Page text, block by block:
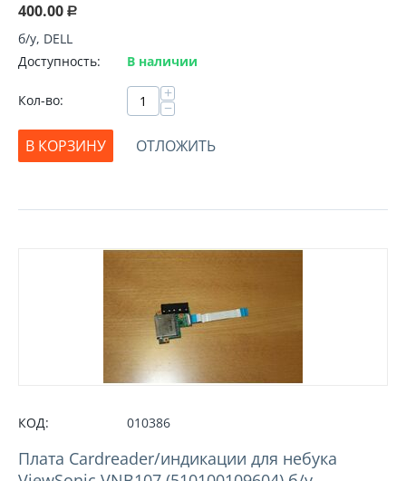
400.00 Р
б/у, DELL
Доступность:
В наличии
Кол-во: +
−
В КОРЗИНУ
ОТЛОЖИТЬ
КОД: 010386
Плата Cardreader/индикации для небука